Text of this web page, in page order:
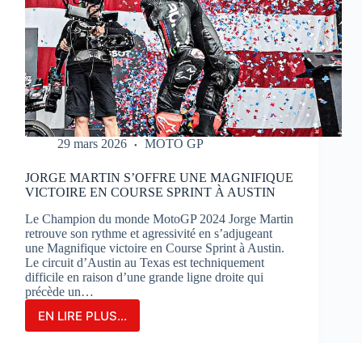
29 mars 2026 MOTO GP
JORGE MARTIN S’OFFRE UNE MAGNIFIQUE
VICTOIRE EN COURSE SPRINT À AUSTIN
Le Champion du monde MotoGP 2024 Jorge Martin
retrouve son rythme et agressivité en s’adjugeant
une Magnifique victoire en Course Sprint à Austin.
Le circuit d’Austin au Texas est techniquement
difficile en raison d’une grande ligne droite qui
précède un…
EN LIRE PLUS...
JORGE